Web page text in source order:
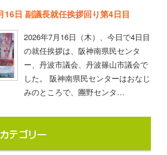
16日 副議長就任挨拶回り第4日目
2026年7月16日（木）、今日で4日目
の就任挨拶は、阪神南県民センタ
ー、丹波市議会、丹波篠山市議会で
した。 阪神南県民センターはおなじ
みのところで、團野センタ…